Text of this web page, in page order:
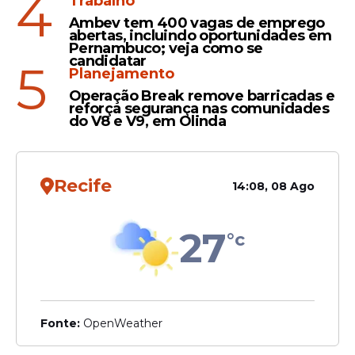
Confira o vídeo
View this post on Instagram
4
Ambev tem 400 vagas de emprego
abertas, incluindo oportunidades em
Pernambuco; veja como se
candidatar
5
Planejamento
Operação Break remove barricadas e
reforça segurança nas comunidades
do V8 e V9, em Olinda
Recife 14:08, 08 Ago
27°c
Fonte: OpenWeather